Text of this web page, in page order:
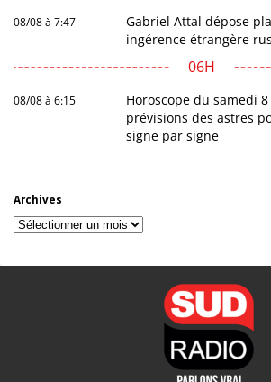
08/08 à 7:47
Gabriel Attal dépose
ingérence étrangère
06H
08/08 à 6:15
Horoscope du samedi
prévisions des astres
signe par signe
Archives
Archives